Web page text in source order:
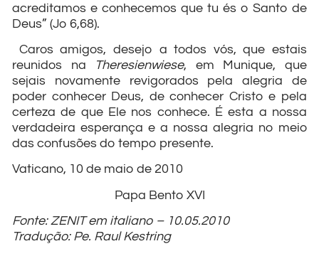
acreditamos e conhecemos que tu és o Santo de
Deus” (Jo 6,68).
Caros amigos, desejo a todos vós, que estais
reunidos na
Theresienwiese, em Munique, que
sejais novamente revigorados pela alegria de
poder conhecer Deus, de conhecer Cristo e pela
certeza de que Ele nos conhece. É esta a nossa
verdadeira esperança e a nossa alegria no meio
das confusões do tempo presente.
Vaticano, 10 de maio de 2010
Papa Bento XVI
Fonte: ZENIT em italiano – 10.05.2010
Tradução: Pe. Raul Kestring